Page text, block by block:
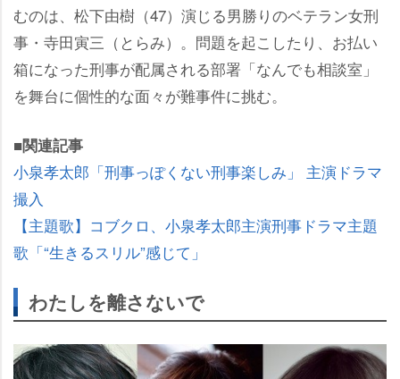
むのは、松下由樹（47）演じる男勝りのベテラン女刑
事・寺田寅三（とらみ）。問題を起こしたり、お払い
箱になった刑事が配属される部署「なんでも相談室」
を舞台に個性的な面々が難事件に挑む。
■関連記事
小泉孝太郎「刑事っぽくない刑事楽しみ」 主演ドラマ
撮入
【主題歌】コブクロ、小泉孝太郎主演刑事ドラマ主題
歌「“生きるスリル”感じて」
わたしを離さないで